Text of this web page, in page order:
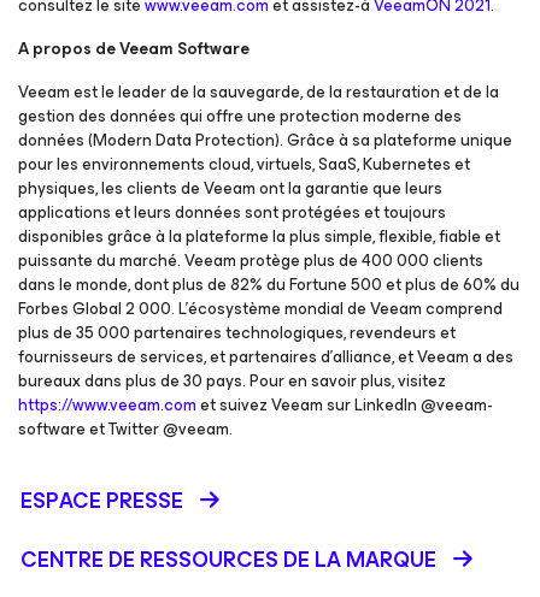
A propos de Veeam Software
Veeam est le leader de la sauvegarde, de la restauration et de la
gestion des données qui offre une protection moderne des
données (Modern Data Protection). Grâce à sa plateforme unique
pour les environnements cloud, virtuels, SaaS, Kubernetes et
physiques, les clients de Veeam ont la garantie que leurs
applications et leurs données sont protégées et toujours
disponibles grâce à la plateforme la plus simple, flexible, fiable et
puissante du marché. Veeam protège plus de 400 000 clients
dans le monde, dont plus de 82% du Fortune 500 et plus de 60% du
Forbes Global 2 000. L'écosystème mondial de Veeam comprend
plus de 35 000 partenaires technologiques, revendeurs et
fournisseurs de services, et partenaires d'alliance, et Veeam a des
bureaux dans plus de 30 pays. Pour en savoir plus, visitez
https://www.veeam.comet suivez Veeam sur LinkedIn @veeam-
software et Twitter @veeam.
ESPACE PRESSE
CENTRE DE RESSOURCES DE LA MARQUE